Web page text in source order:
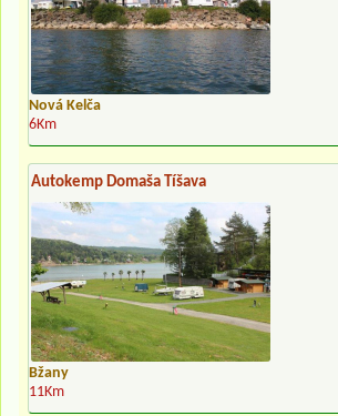
Nová Kelča
6Km
Autokemp Domaša Tíšava
Bžany
11Km